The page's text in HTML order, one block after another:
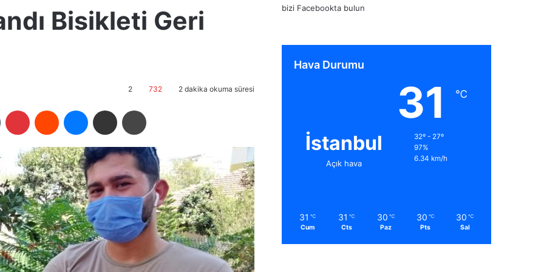
Bisikleti Geri
2 732 2 dakika okuma süresi
bizi Facebookta bulun
Hava Durumu
İstanbul
Açık hava
31 ℃
32º - 27º
97%
6.34 km/h
31 ℃
Cum
31 ℃
Cts
30 ℃
Paz
30 ℃
Pts
30 ℃
Sal